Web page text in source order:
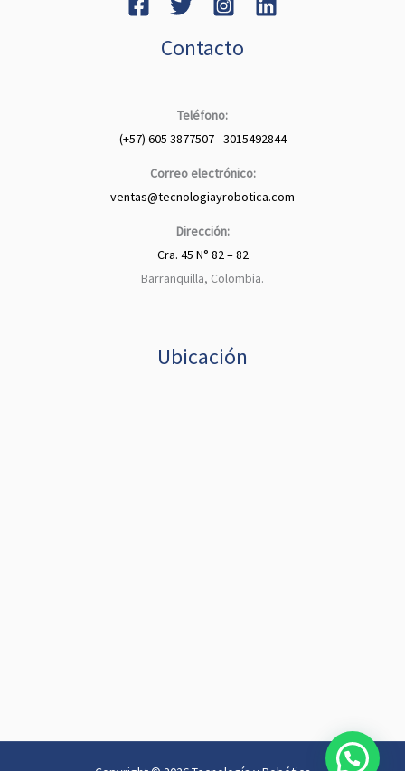
Contacto
Teléfono:
(+57) 605 3877507 - 3015492844
Correo electrónico:
ventas@tecnologiayrobotica.com
Dirección:
Cra. 45 N° 82 – 82
Barranquilla, Colombia.
Ubicación